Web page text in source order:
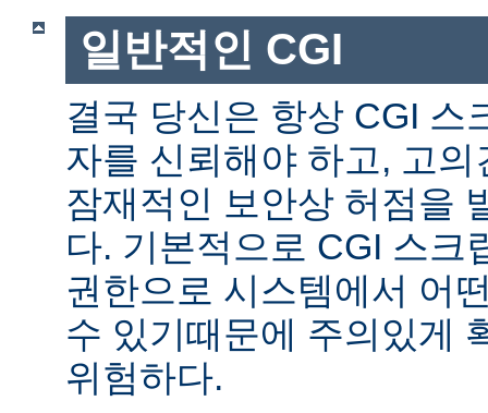
일반적인 CGI
결국 당신은 항상 CGI 스
자를 신뢰해야 하고, 고
잠재적인 보안상 허점을
다. 기본적으로 CGI 스크
권한으로 시스템에서 어
수 있기때문에 주의있게
위험하다.